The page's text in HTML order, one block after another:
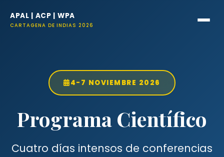
APAL | ACP | WPA
CARTAGENA DE INDIAS 2026
4-7 NOVIEMBRE 2026
Programa Científico
Cuatro días intensos de conferencias